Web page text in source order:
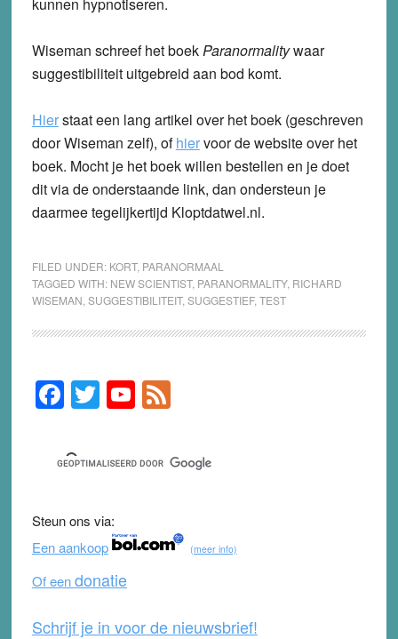
Wiseman schreef het boekParanormalitywaar
suggestibiliteit uitgebreid aan bod komt.
Hierstaat een lang artikel over het boek (geschreven
door Wiseman zelf), ofhiervoor de website over het
boek. Mocht je het boek willen bestellen en je doet
dit via de onderstaande link, dan ondersteun je
daarmee tegelijkertijd Kloptdatwel.nl.
FILED UNDER: KORT, PARANORMAAL
TAGGED WITH: NEW SCIENTIST, PARANORMALITY, RICHARD
WISEMAN SUGGESTIBILITEIT, SUGGESTIEF, TEST
Primary
Sidebar
F
a
c
e
b
o
o
k
T
wi
tt
er
Y
o
u
T
b
e
F
e
d
Steun ons via:
Een aankoop
(meer info)
Of eendonatie
Schrijf je in voor de nieuwsbrief!